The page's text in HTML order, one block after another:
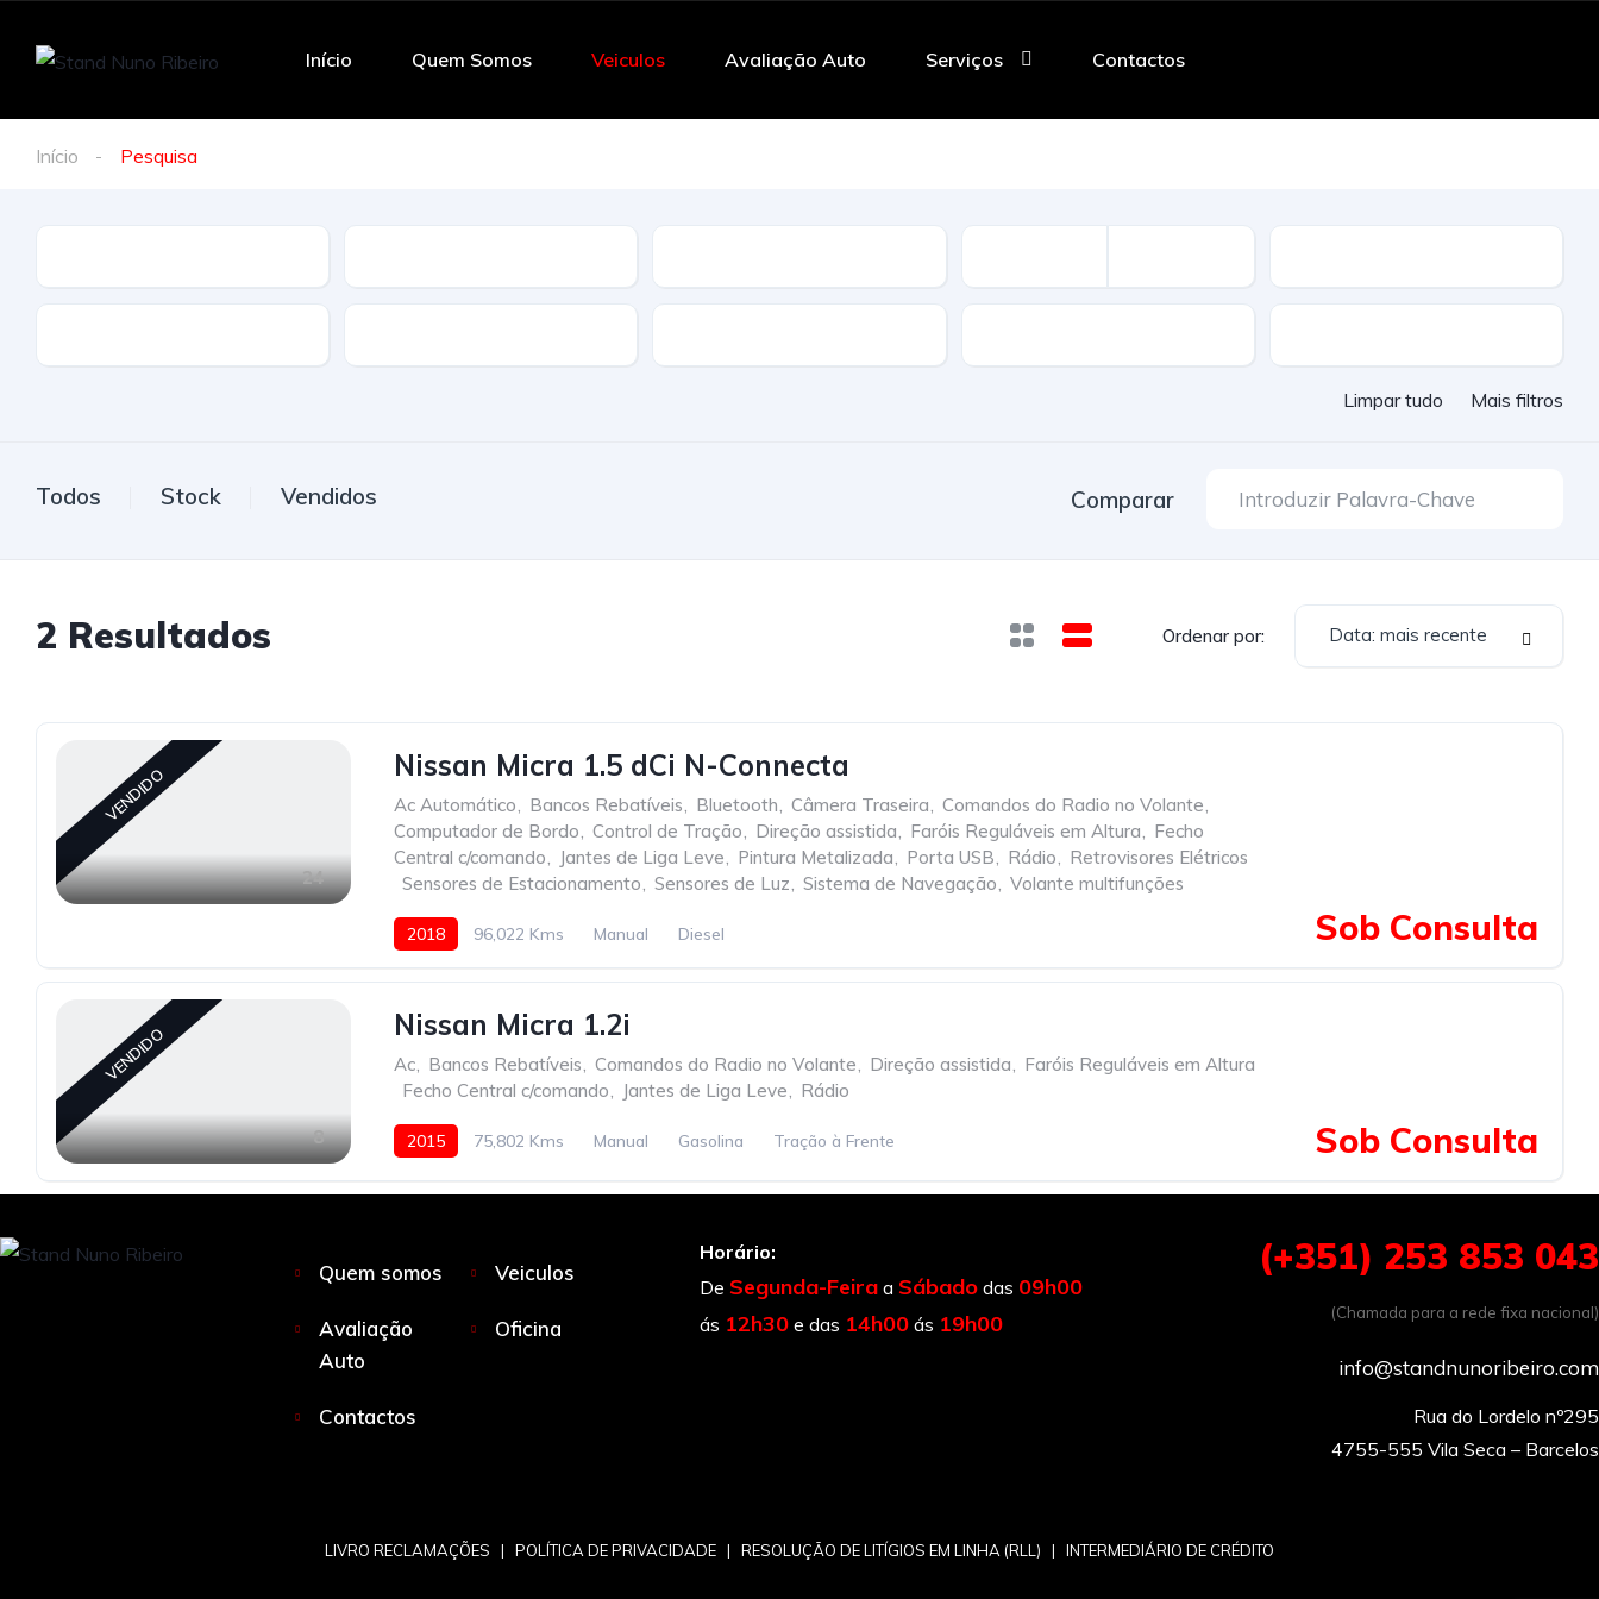
Início Quem Somos Veiculos Avaliação Auto Serviços Contactos
Início Pesquisa
Limpar tudo Mais filtros
Todos Stock Vendidos Comparar
2 Resultados Ordenar por: Data: mais recente
VENDIDO
24
Nissan Micra 1.5 dCi N-Connecta
Ac Automático, Bancos Rebatíveis, Bluetooth, Câmera Traseira, Comandos do Radio no Volante,
Computador de Bordo, Control de Tração, Direção assistida, Faróis Reguláveis em Altura, Fecho
Central c/comando, Jantes de Liga Leve, Pintura Metalizada, Porta USB, Rádio, Retrovisores Elétricos
Sensores de Estacionamento, Sensores de Luz, Sistema de Navegação, Volante multifunções
2018 96,022 Kms Manual Diesel Sob Consulta
VENDIDO
8
Nissan Micra 1.2i
Ac, Bancos Rebatíveis, Comandos do Radio no Volante, Direção assistida, Faróis Reguláveis em Altura
Fecho Central c/comando, Jantes de Liga Leve, Rádio
2015 75,802 Kms Manual Gasolina Tração à Frente Sob Consulta
Quem somos Veiculos
Avaliação
Auto
Oficina
Contactos
Horário:
De Segunda-Feiraa Sábado das 09h00
ás 12h30 e das 14h00 ás 19h00
(+351) 253 853 043
(Chamada para a rede fixa nacional)
info@standnunoribeiro.com
Rua do Lordelo nº295
LIVRO RECLAMAÇÕES | POLÍTICA DE PRIVACIDADE | RESOLUÇÃO DE LITÍGIOS EM LINHA (RLL) | INTERMEDIÁRIO DE CRÉDITO